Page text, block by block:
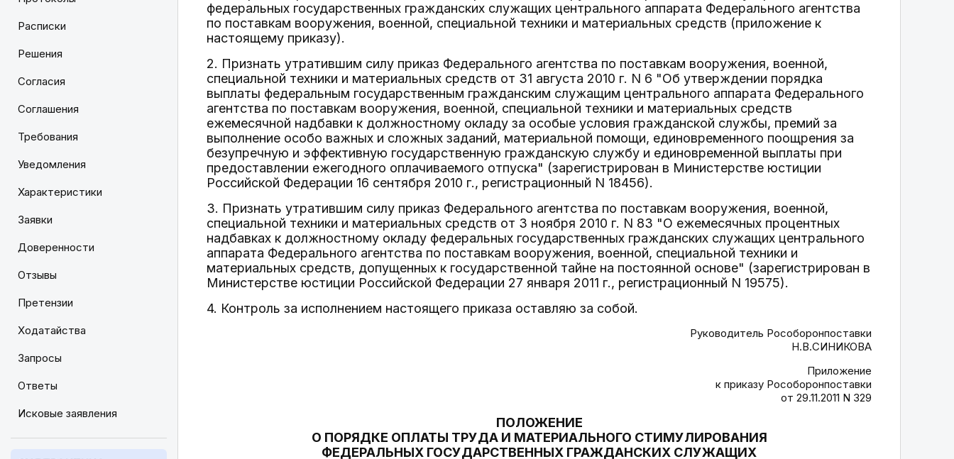
Расписки
Решения
Согласия
Соглашения
Требования
Уведомления
Характеристики
Заявки
Доверенности
Отзывы
Претензии
Ходатайства
Запросы
Ответы
Исковые заявления
федеральных государственных гражданских служащих центрального аппарата Федерального агентства
по поставкам вооружения, военной, специальной техники и материальных средств (приложение к
настоящему приказу).
2. Признать утратившим силу приказ Федерального агентства по поставкам вооружения, военной,
специальной техники и материальных средств от 31 августа 2010 г. N 6 "Об утверждении порядка
выплаты федеральным государственным гражданским служащим центрального аппарата Федерального
агентства по поставкам вооружения, военной, специальной техники и материальных средств
ежемесячной надбавки к должностному окладу за особые условия гражданской службы, премий за
выполнение особо важных и сложных заданий, материальной помощи, единовременного поощрения за
безупречную и эффективную государственную гражданскую службу и единовременной выплаты при
предоставлении ежегодного оплачиваемого отпуска" (зарегистрирован в Министерстве юстиции
Российской Федерации 16 сентября 2010 г., регистрационный N 18456).
3. Признать утратившим силу приказ Федерального агентства по поставкам вооружения, военной,
специальной техники и материальных средств от 3 ноября 2010 г. N 83 "О ежемесячных процентных
надбавках к должностному окладу федеральных государственных гражданских служащих центрального
аппарата Федерального агентства по поставкам вооружения, военной, специальной техники и
материальных средств, допущенных к государственной тайне на постоянной основе" (зарегистрирован в
Министерстве юстиции Российской Федерации 27 января 2011 г., регистрационный N 19575).
4. Контроль за исполнением настоящего приказа оставляю за собой.
Руководитель Рособоронпоставки
Н.В.СИНИКОВА
Приложение
к приказу Рособоронпоставки
от 29.11.2011 N 329
ПОЛОЖЕНИЕ
О ПОРЯДКЕ ОПЛАТЫ ТРУДА И МАТЕРИАЛЬНОГО СТИМУЛИРОВАНИЯ
ФЕДЕРАЛЬНЫХ ГОСУДАРСТВЕННЫХ ГРАЖДАНСКИХ СЛУЖАЩИХ